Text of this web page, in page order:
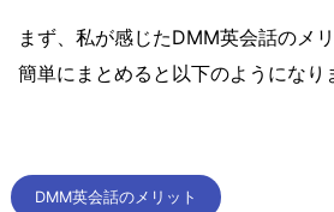
まず、私が感じたDMM英会話のメ
簡単にまとめると以下のようになり
DMM英会話のメリット